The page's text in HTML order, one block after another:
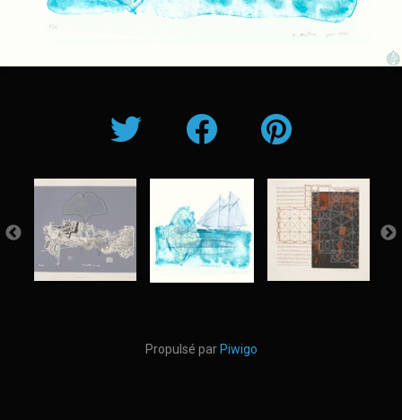
Propulsé parPiwigo